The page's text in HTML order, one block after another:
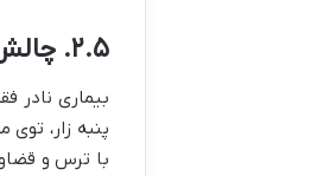
۲.۵. چالش های اجتماعی و طرد شدن
بیماری نادر
پنبه زار،
با ترس و